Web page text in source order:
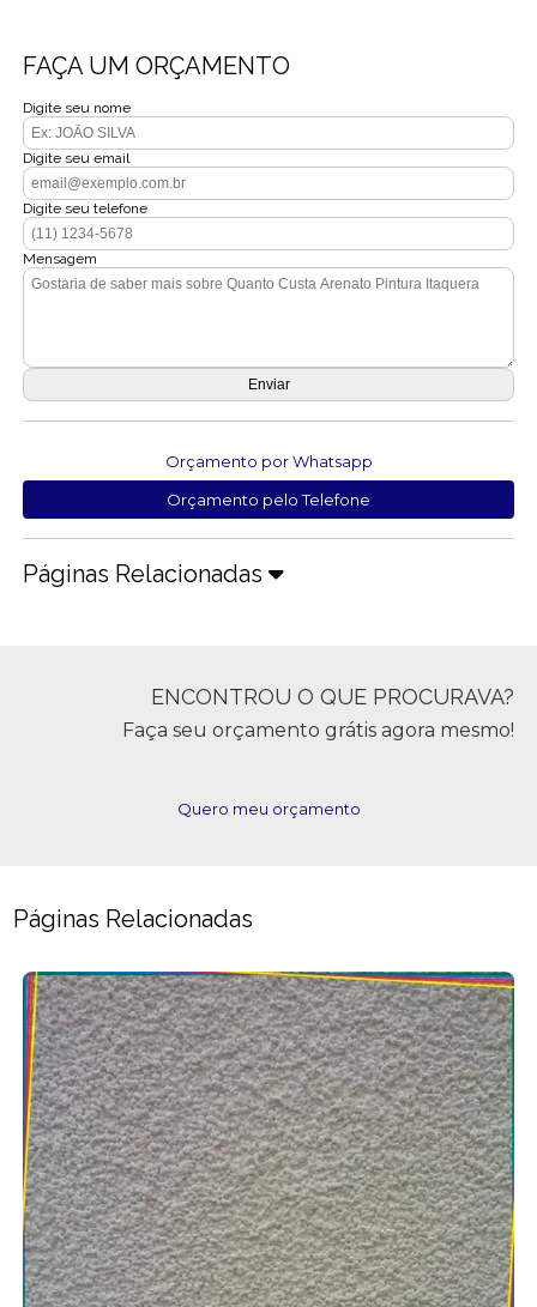
FAÇA UM ORÇAMENTO
Digite seu nome
Digite seu email
Digite seu telefone
Mensagem
Orçamento por Whatsapp
Orçamento pelo Telefone
Páginas Relacionadas
ENCONTROU O QUE PROCURAVA?
Faça seu orçamento grátis agora mesmo!
Quero meu orçamento
Páginas Relacionadas